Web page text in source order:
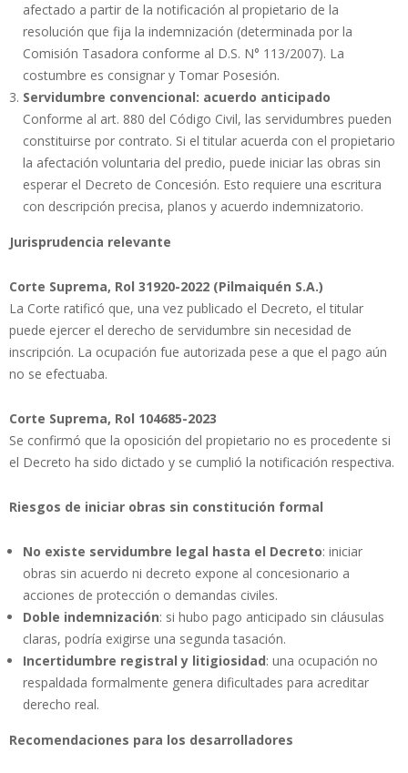
afectado a partir de la notificación al propietario de la
resolución que fija la indemnización (determinada por la
Comisión Tasadora conforme al D.S. N° 113/2007). La
costumbre es consignar y Tomar Posesión.
Servidumbre convencional: acuerdo anticipado
Conforme al art. 880 del Código Civil, las servidumbres pueden
constituirse por contrato. Si el titular acuerda con el propietario
la afectación voluntaria del predio, puede iniciar las obras sin
esperar el Decreto de Concesión. Esto requiere una escritura
con descripción precisa, planos y acuerdo indemnizatorio.
Jurisprudencia relevante
Corte Suprema, Rol 31920-2022 (Pilmaiquén S.A.)
La Corte ratificó que, una vez publicado el Decreto, el titular
puede ejercer el derecho de servidumbre sin necesidad de
inscripción. La ocupación fue autorizada pese a que el pago aún
no se efectuaba.
Corte Suprema, Rol 104685-2023
Se confirmó que la oposición del propietario no es procedente si
el Decreto ha sido dictado y se cumplió la notificación respectiva.
Riesgos de iniciar obras sin constitución formal
No existe servidumbre legal hasta el Decreto: iniciar
obras sin acuerdo ni decreto expone al concesionario a
acciones de protección o demandas civiles.
Doble indemnización: si hubo pago anticipado sin cláusulas
claras, podría exigirse una segunda tasación.
Incertidumbre registral y litigiosidad: una ocupación no
respaldada formalmente genera dificultades para acreditar
derecho real.
Recomendaciones para los desarrolladores